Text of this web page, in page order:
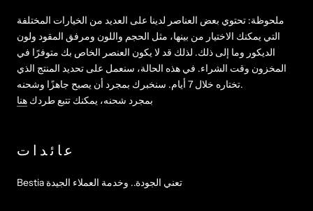
ملحوظة: تحتوي بعض العناصر لدينا على العديد من الخيارات المختلفة
التي يمكنك الاختيار من بينها، مثل الحجم واللون ومرفق المقود ولون
الديكور وما إلى ذلك. لذلك قد لا يكون العنصر الخاص بك متوفرًا في
المخزون وقت الشراء. في هذه الحالة، سنعمل على تحديد المنتج الذي
تختاره خلال 7 أيام. سنخبرك بمجرد أن يصبح جاهزًا وشحنه.
بمجرد شحنه، يمكنك تتبع طردك هنا
عائدات